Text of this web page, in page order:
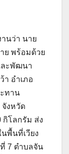
นว่า นาย
ย พร้อมด้วย
ละพัฒนา
า อำเภอ
ทาน
จังหวัด
กิโลกรัม ส่ง
พื้นที่เวียง
7 ตำบลจัน